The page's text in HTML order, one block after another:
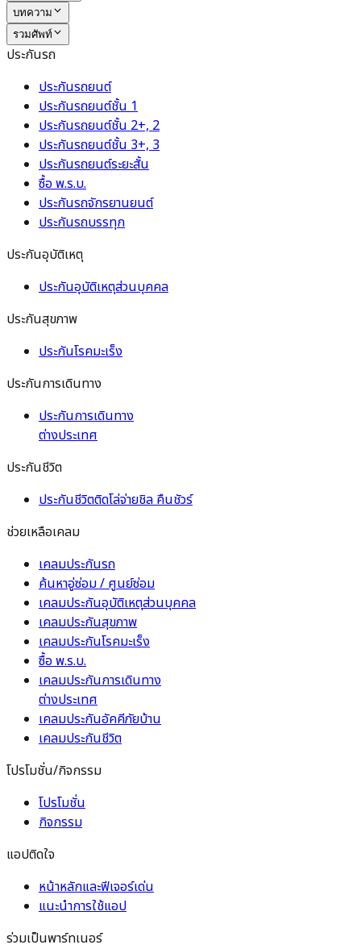
บทความ
รวมศัพท์
ประกันรถ
ประกันรถยนต์
ประกันรถยนต์ชั้น 1
ประกันรถยนต์ชั้น 2+, 2
ประกันรถยนต์ชั้น 3+, 3
ประกันรถยนต์ระยะสั้น
ซื้อ พ.ร.บ.
ประกันรถจักรยานยนต์
ประกันรถบรรทุก
ประกันอุบัติเหตุ
ประกันอุบัติเหตุส่วนบุคคล
ประกันสุขภาพ
ประกันโรคมะเร็ง
ประกันการเดินทาง
ประกันการเดินทาง
ต่างประเทศ
ประกันชีวิต
ประกันชีวิตติดโล่จ่ายชิล คืนชัวร์
ช่วยเหลือเคลม
เคลมประกันรถ
ค้นหาอู่ซ่อม / ศูนย์ซ่อม
เคลมประกันอุบัติเหตุส่วนบุคคล
เคลมประกันสุขภาพ
เคลมประกันโรคมะเร็ง
ซื้อ พ.ร.บ.
เคลมประกันการเดินทาง
ต่างประเทศ
เคลมประกันอัคคีภัยบ้าน
เคลมประกันชีวิต
โปรโมชั่น/กิจกรรม
โปรโมชั่น
กิจกรรม
แอปติดใจ
หน้าหลักและฟีเจอร์เด่น
แนะนำการใช้แอป
ร่วมเป็นพาร์ทเนอร์